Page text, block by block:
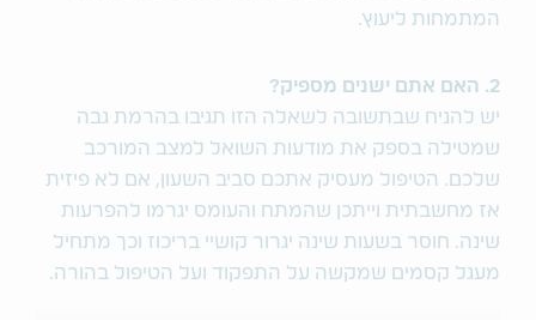
המתמחות ליעוץ.
2. האם אתם ישנים מספיק?
יש להניח שבתשובה לשאלה הזו תגיבו בהרמת גבה
שמטילה בספק את מודעות השואל למצב המורכב
שלכם. הטיפול מעסיק אתכם סביב השעון, אם לא פיזית
אז מחשבתית וייתכן שהמתח והעומס יגרמו להפרעות
שינה. חוסר בשעות שינה יגרור קושיי בריכוז וכך מתחיל
מעגל קסמים שמקשה על התפקוד ועל הטיפול בהורה.